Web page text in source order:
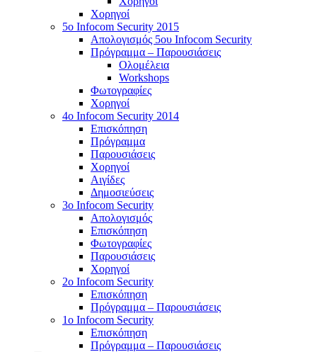
Χορηγοί
5o Infocom Security 2015
Απολογισμός 5ου Infocom Security
Πρόγραμμα – Παρουσιάσεις
Ολομέλεια
Workshops
Φωτογραφίες
Χορηγοί
4ο Infocom Security 2014
Επισκόπηση
Πρόγραμμα
Παρουσιάσεις
Χορηγοί
Αιγίδες
Δημοσιεύσεις
3o Infocom Security
Απολογισμός
Επισκόπηση
Φωτογραφίες
Παρουσιάσεις
Χορηγοί
2o Infocom Security
Επισκόπηση
Πρόγραμμα – Παρουσιάσεις
1ο Infocom Security
Επισκόπηση
Πρόγραμμα – Παρουσιάσεις